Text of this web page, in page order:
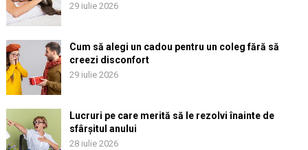
29 iulie 2026
Cum să alegi un cadou pentru un coleg fără să
creezi disconfort
29 iulie 2026
Lucruri pe care merită să le rezolvi înainte de
sfârșitul anului
28 iulie 2026